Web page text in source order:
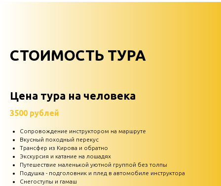
СТОИМОСТЬ ТУРА
Цена тура на человека
3500 рублей
Сопровождение инструктором на маршруте
Вкусный походный перекус
Трансфер из Кирова и обратно
Экскурсия и катание на лошадях
Путешествие маленькой уютной группой без толпы
Подушка - подголовник и плед в автомобиле инструктора
Снегоступы и гамаш